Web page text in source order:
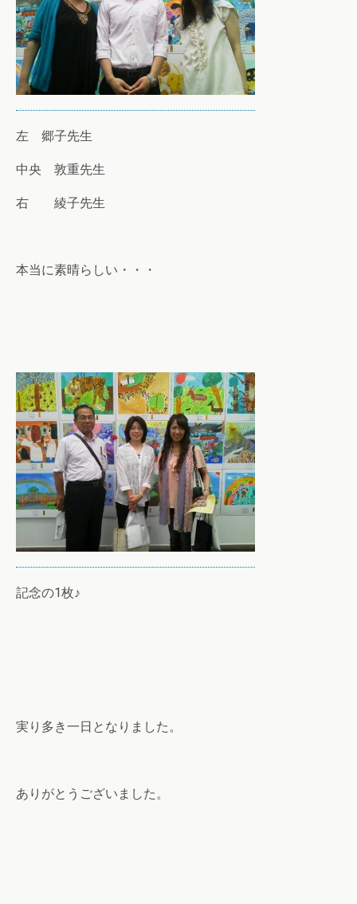
左 郷子先生
中央 敦重先生
右 綾子先生
本当に素晴らしい・・・
記念の1枚♪
実り多き一日となりました。
ありがとうございました。